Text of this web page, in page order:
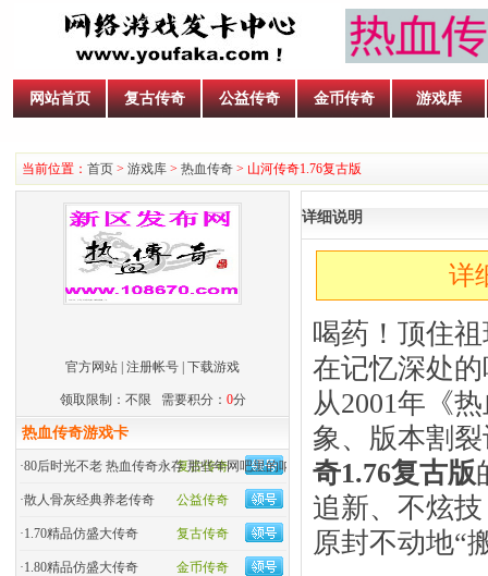
网站首页 复古传奇 公益传奇 金币传奇 游戏库
当前位置： 首页 > 游戏库 > 热血传奇 > 山河传奇1.76复古版
官方网站 注册帐号 下载游戏
领取限制：不限 需要积分： 0分
热血传奇游戏卡
复古传奇
·80后时光不老 热血传奇永存 那些年网吧里的呐喊
公益传奇
·散人骨灰经典养老传奇
复古传奇
·1.70精品仿盛大传奇
金币传奇
·1.80精品仿盛大传奇
详细说明
详
喝药！顶住
在记忆深处
从2001年《
象、版本割
奇1.76复古版
追新、不炫
原封不动地“